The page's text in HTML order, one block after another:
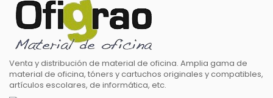
Venta y distribución de material de oficina. Amplia gama de
material de oficina, tóners y cartuchos originales y compatibles,
artículos escolares, de informática, etc.